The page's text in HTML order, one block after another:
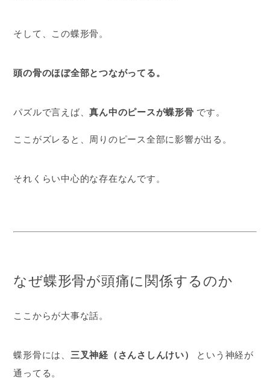
そして、この蝶形骨。
頭の骨のほぼ全部とつながってる。
パズルで言えば、真ん中のピースが蝶形骨 です。
ここがズレると、周りのピース全部に影響が出る。
それくらい中心的な存在なんです。
なぜ蝶形骨が頭痛に関係するのか
ここからが大事な話。
蝶形骨には、 三叉神経（さんさしんけい）
という神経が
通ってる。